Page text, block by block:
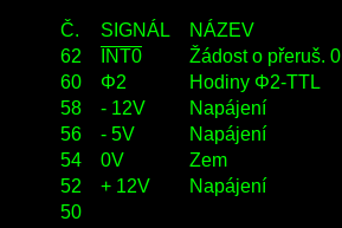
Č. SIGNÁL NÁZEV
62
INT0 Žádost o přeruš. 0
60
Φ2 Hodiny Φ2-TTL
58
- 12V Napájení
56
- 5V Napájení
54
0V Zem
52
+ 12V Napájení
50